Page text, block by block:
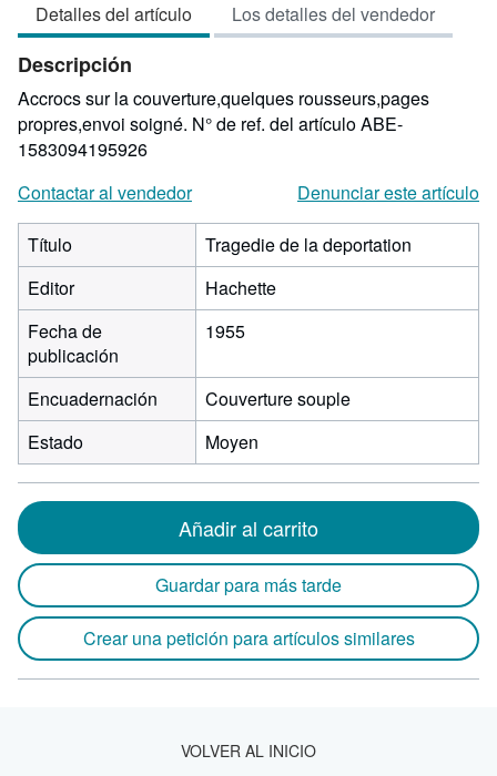
5
estrellas
Detalles del artículo Los detalles del vendedor
Descripción
Accrocs sur la couverture,quelques rousseurs,pages
propres,envoi soigné. N° de ref. del artículo ABE-
1583094195926
Contactar al vendedor
Denunciar este artículo
Título
Tragedie de la deportation
Editor
Hachette
Fecha de
publicación
1955
Encuadernación
Couverture souple
Estado
Moyen
Añadir al carrito
Guardar para más tarde
Crear una petición para artículos similares
VOLVER AL INICIO